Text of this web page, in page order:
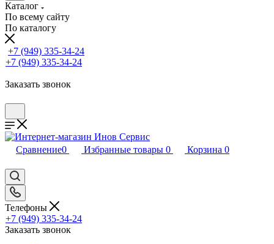
Каталог
По всему сайту
По каталогу
+7 (949) 335-34-24
+7 (949) 335-34-24
Заказать звонок
Сравнение0 Избранные товары 0 Корзина 0
Телефоны
+7 (949) 335-34-24
Заказать звонок